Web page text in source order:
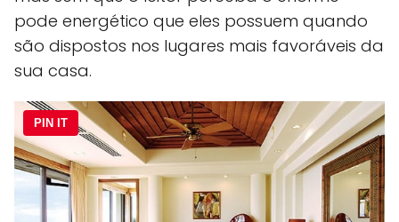
pode energético que eles possuem quando
são dispostos nos lugares mais favoráveis da
sua casa.
PIN IT